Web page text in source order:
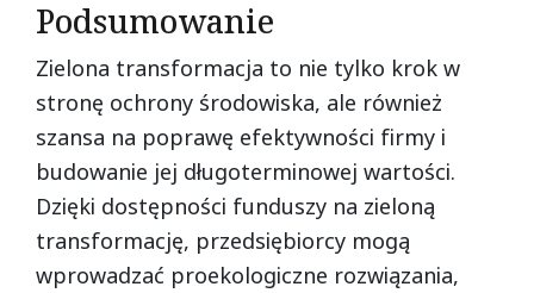
Podsumowanie
Zielona transformacja to nie tylko krok w
stronę ochrony środowiska, ale również
szansa na poprawę efektywności firmy i
budowanie jej długoterminowej wartości.
Dzięki dostępności funduszy na zieloną
transformację, przedsiębiorcy mogą
wprowadzać proekologiczne rozwiązania,